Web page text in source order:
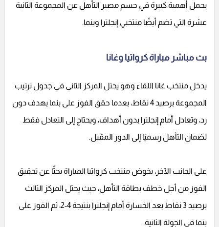
يحمل أهمية كبيرة في حسم مصير التأهل عن المجموعة الثانية
عشرة التي تضم أيضًا منتخبي إنجلترا وبنما.
بث مباشر مباراة كرواتيا وغانا
يدخل منتخب غانا اللقاء وهو يحتل المركز الثاني في جدول ترتيب
المجموعة برصيد 4 نقاط، بعدما حقق الفوز على بنما بهدف دون
رد، وتعادل أمام إنجلترا بدون أهداف، ويحتاج إلى التعادل فقط
لضمان التأهل رسميًا إلى الدور المقبل.
على الجانب الآخر، يخوض منتخب كرواتيا المباراة بحثًا عن تحقيق
الفوز من أجل خطف بطاقة التأهل، حيث يحتل المركز الثالث
برصيد 3 نقاط بعد الخسارة أمام إنجلترا بنتيجة 4-2، ثم الفوز على
بنما في الجولة الثانية.